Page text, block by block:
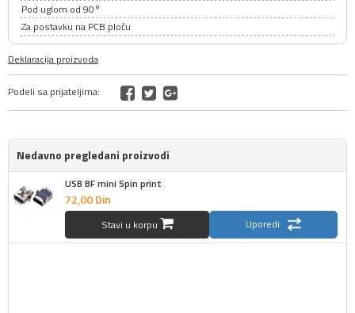
Pod uglom od 90°
Za postavku na PCB ploču
Deklaracija proizvoda
Podeli sa prijateljima:
Nedavno pregledani proizvodi
USB BF mini 5pin print
72,00Din
Stavi u korpu Uporedi